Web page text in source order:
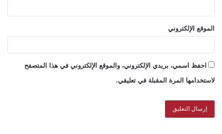
الموقع الإلكتروني
احفظ اسمي، بريدي الإلكتروني، والموقع الإلكتروني في هذا المتصفح
لاستخدامها المرة المقبلة في تعليقي.